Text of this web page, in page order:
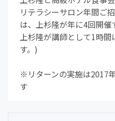
リテラシーサロン年間ご
は、上杉隆が年に4回開催
上杉隆が講師として1時間
す。)
※リターンの実施は2017
す